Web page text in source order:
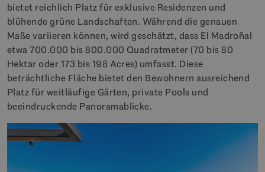
bietet reichlich Platz für exklusive Residenzen und
blühende grüne Landschaften. Während die genauen
Maße variieren können, wird geschätzt, dass El Madroñal
etwa 700.000 bis 800.000 Quadratmeter (70 bis 80
Hektar oder 173 bis 198 Acres) umfasst. Diese
beträchtliche Fläche bietet den Bewohnern ausreichend
Platz für weitläufige Gärten, private Pools und
beeindruckende Panoramablicke.